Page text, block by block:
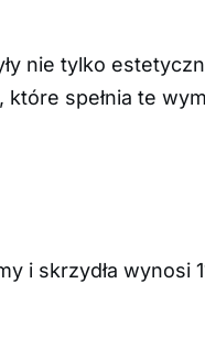
nie tylko
spełnia te
i skrzydła wynosi